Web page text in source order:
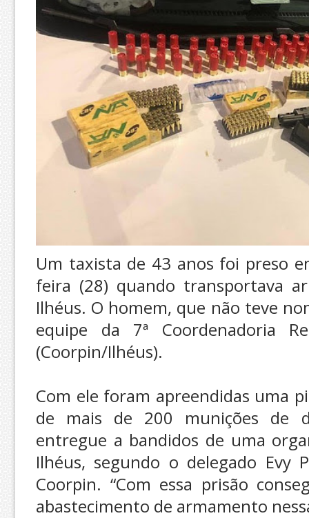
Um taxista de 43 anos foi preso
feira (28) quando transportava
Ilhéus. O homem, que não teve
equipe da 7ª Coordenadoria
(Coorpin/Ilhéus).
Com ele foram apreendidas uma
de mais de 200 munições de
entregue a bandidos de uma
Ilhéus, segundo o delegado Evy
Coorpin. “Com essa prisão
abastecimento de armamento